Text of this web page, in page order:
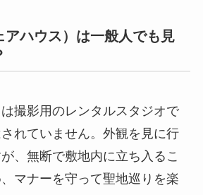
アハウス）は一般人でも見
撮影用のレンタルスタジオで
れていません。外観を見に行
、無断で敷地内に立ち入るこ
マナーを守って聖地巡りを楽